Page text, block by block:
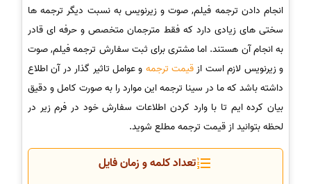
انجام دادن ترجمه فیلم, صوت و زیرنویس به نسبت دیگر ترجمه ها
سختی های زیادی دارد که فقط مترجمان متخصص و حرفه ای قادر
به انجام آن هستند. اما مشتری برای ثبت سفارش ترجمه فیلم, صوت
و زیرنویس لازم است ازقیمت ترجمه و عوامل تاثیر گذار در آن اطلاع
داشته باشد که ما در سینا ترجمه این موارد را به صورت کامل و دقیق
بیان کرده ایم تا با وارد کردن اطلاعات سفارش خود در فرم زیر در
لحظه بتوانید از قیمت ترجمه مطلع شوید.
تعداد کلمه و زمان فایل